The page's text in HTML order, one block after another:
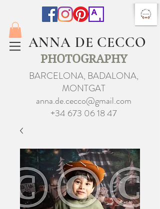
ANNA DE CECCO
PHOTOGRAPHY
BARCELONA, BADALONA,
MONTGAT
anna.de.cecco@gmail.com
+34 673 06 18 47